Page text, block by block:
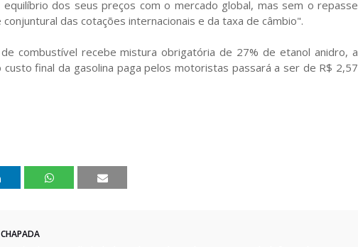
dos seus preços com o mercado global, mas sem o repasse
das cotações internacionais e da taxa de câmbio".
combustível recebe mistura obrigatória de 27% de etanol anidro, a
custo final da gasolina paga pelos motoristas passará a ser de R$ 2,57